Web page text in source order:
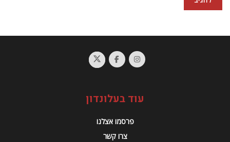
עוד בעלונדון
פרסמו אצלנו
צרו קשר